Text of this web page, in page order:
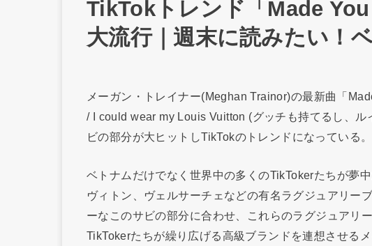
TikTokトレンド「Made
大流行｜週末に読みたい！
メーガン・トレイナー(Meghan Trainor)の最新曲「
/ I could wear my Louis Vuitton (グッチも持てるし、
ビの部分が大ヒットしTikTokのトレンドになっている。
ベトナムだけでなく世界中の多くのTikTokerたちが夢
ヴィトン、ヴェルサーチェなどの有名ラグジュアリー
ーなこのサビの部分に合わせ、これらのラグジュアリ
TikTokerたちが繰り広げる高級ブランドを連想させる